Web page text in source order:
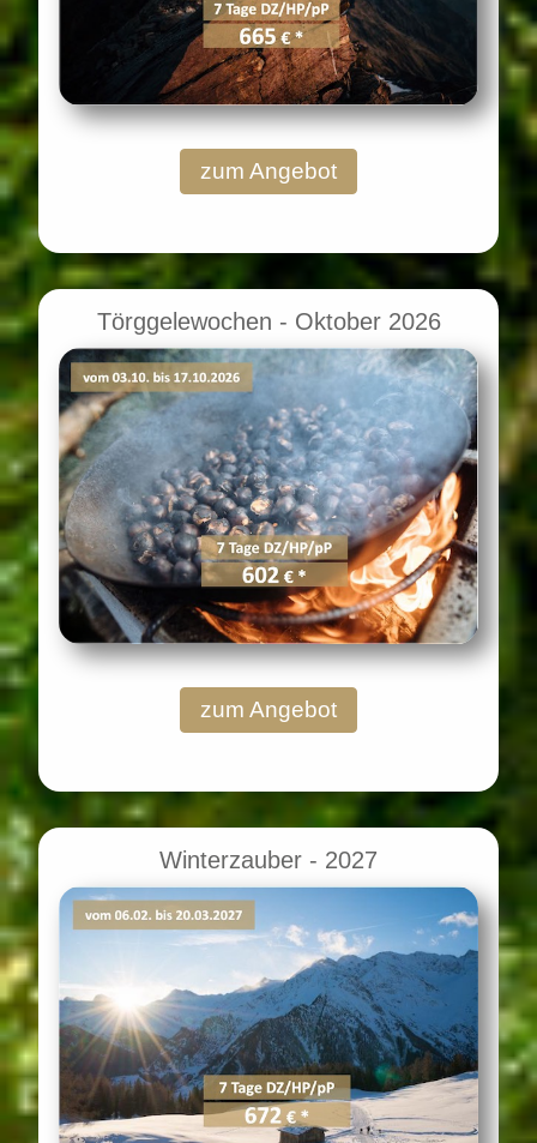
zum Angebot
Törggelewochen - Oktober 2026
zum Angebot
Winterzauber - 2027